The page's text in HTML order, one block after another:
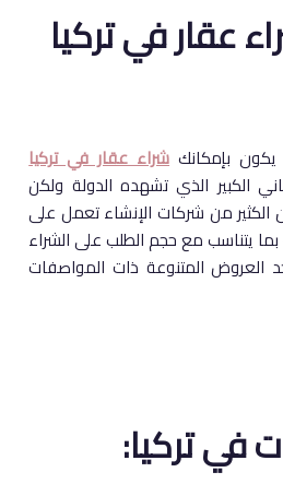
عقار في تركيا
بإمكانك شراء عقار في تركيا
الكبير الذي تشهده الدولة ولكن
الكثير من شركات الإنشاء تعمل على
بما يتناسب مع حجم الطلب على الشراء
العروض المتنوعة ذات المواصفات
في تركيا: